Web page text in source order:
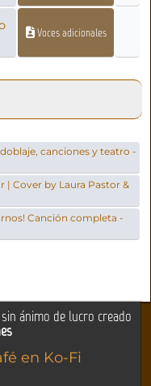
Voces adicionales
canciones y teatro -
| Cover by Laura Pastor &
Canción completa -
ánimo de lucro creado
en Ko-Fi